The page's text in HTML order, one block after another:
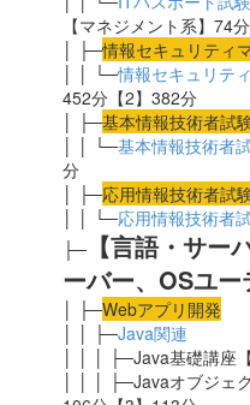
【マネジメント系】74
│ ├─情報セキュリティ
│ │ └─情報セキュリテ
452分【2】382分
│ ├─基本情報技術者試
│ │ └─基本情報技術者
分
│ ├─応用情報技術者試
│ │ └─応用情報技術者
├─ 【言語・サー
ーバー、OSユ
│ ├─Webアプリ開発
│ │ ├─Java関連
│ │ │ ├─Java基礎講座
│ │ │ ├─Javaオブジェ